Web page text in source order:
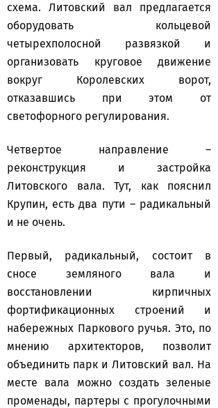
схема. Литовский вал предлагается
оборудовать кольцевой
четырехполосной развязкой и
организовать круговое движение
вокруг Королевских ворот,
отказавшись при этом от
светофорного регулирования.
Четвертое направление –
реконструкция и застройка
Литовского вала. Тут, как пояснил
Крупин, есть два пути – радикальный
и не очень.
Первый, радикальный, состоит в
сносе земляного вала и
восстановлении кирпичных
фортификационных строений и
набережных Паркового ручья. Это, по
мнению архитекторов, позволит
объединить парк и Литовский вал. На
месте вала можно создать зеленые
променады, партеры с прогулочными